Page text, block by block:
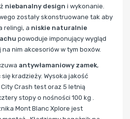
niebanalny design i wykonanie.
zostały skonstruowane tak aby
relingi, a niskie naturalnie
powoduje imponujący wygląd
nim akcesoriów w tym boxów.
antywłamaniowy zamek,
kradzieży. Wysoka jakość
Crash test oraz 5 letnią
stopy o nośności 100 kg .
Mont Blanc Xplore jest